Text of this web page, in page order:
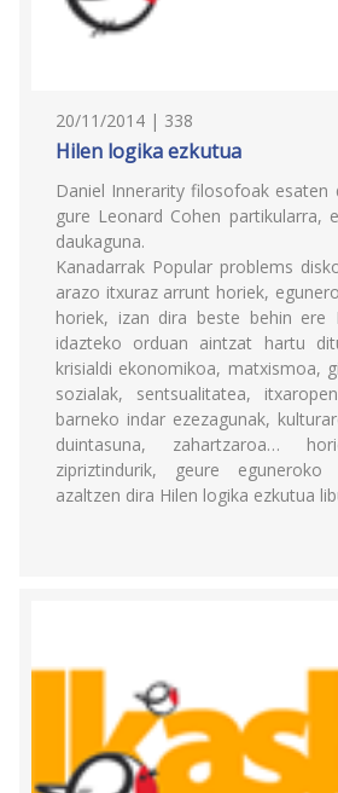
20/11/2014 | 338
Hilen logika ezkutua
Daniel Innerarity filosofoak esaten
gure Leonard Cohen partikularra,
daukaguna.
Kanadarrak Popular problems
arazo itxuraz arrunt horiek,
horiek, izan dira beste behin ere
idazteko orduan aintzat hartu
krisialdi ekonomikoa, matxismoa,
sozialak, sentsualitatea,
barneko indar ezezagunak,
duintasuna, zahartzaroa…
zipriztindurik, geure eguneroko
azaltzen dira Hilen logika ezkutua